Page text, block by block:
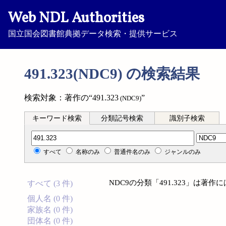
Web NDL Authorities
国立国会図書館典拠データ検索・提供サービス
491.323(NDC9) の検索結果
検索対象：著作の“491.323 (NDC9)”
キーワード検索 分類記号検索 識別子検索
分類記号検索
すべて 名称のみ 普通件名のみ ジャンルのみ
すべて (3 件)
個人名 (0 件)
家族名 (0 件)
団体名 (0 件)
NDC9の分類「491.323」は著作